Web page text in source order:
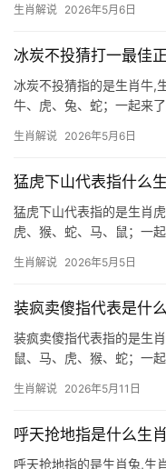
性，成为这一成语的绝佳
生肖解说 2026年5月6日
冰炭不投猜打一最佳
冰炭不投猜指的是生肖牛,
牛、虎、兔、蛇；一起来
相反，若以生肖论之，生
生肖解说 2026年5月6日
猛虎下山代表指什么
猛虎下山代表指的是生肖
虎、猴、蛇、马、鼠；一
与爆发力，此成语既形容
生肖解说 2026年5月5日
装疯卖傻指代表是什
装疯卖傻指代表指的是生
鼠、马、虎、猴、蛇；一
星干扰，职场易遭小人暗
生肖解说 2026年5月11日
呼天抢地指是什么生
呼天抢地指的是生肖兔,生